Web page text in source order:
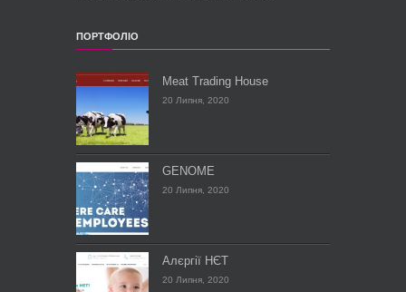
ПОРТФОЛІО
Meat Trading House
20 Липня, 2020
GENOME
20 Липня, 2020
Алєргії НЄТ
20 Липня, 2020